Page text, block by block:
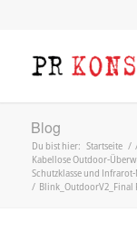
Blog
Du bist hier: Startseite /
Kabellose Outdoor-
Schutzklasse und
/ Blink_OutdoorV2_Final